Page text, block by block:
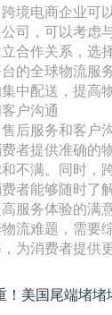
境电商企业可
司，可以考虑
合作关系，选
的全球物流服
中配送，提高
户沟通
后服务和客户
者提供准确的
不满。同时，
者能够随时了
服务体验的满意
流难题，需要
为消费者提供
！美国尾端堵堵